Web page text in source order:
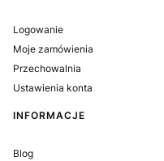
Logowanie
Moje zamówienia
Przechowalnia
Ustawienia konta
INFORMACJE
Blog